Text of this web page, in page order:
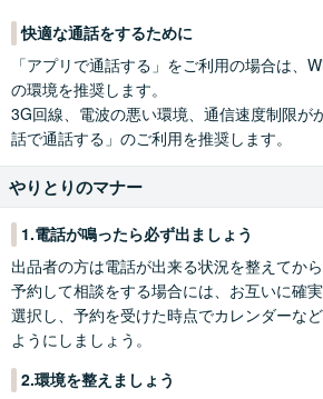
予定時刻になると、ココナラから確認の電
す。
快適な通話をするために
「アプリで通話する」をご利用の場合は、
の環境を推奨します。
3G回線、電波の悪い環境、通信速度制限が
話で通話する」のご利用を推奨します。
やりとりのマナー
1.電話が鳴ったら必ず出ましょう
出品者の方は電話が出来る状況を整えてか
予約して相談をする場合には、お互いに確
選択し、予約を受けた時点でカレンダーな
ようにしましょう。
2.環境を整えましょう